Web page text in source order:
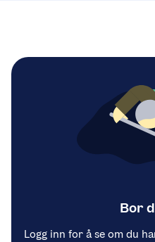
Bor
Logg inn for å se om du